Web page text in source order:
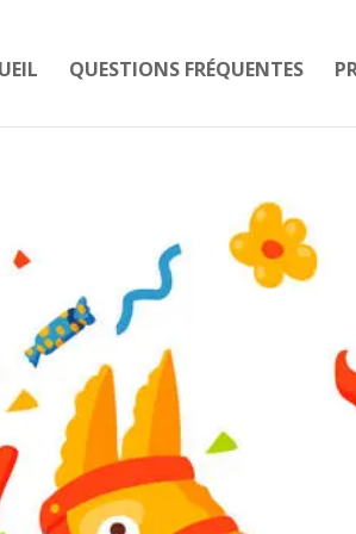
QUESTIONS FRÉQUENTES